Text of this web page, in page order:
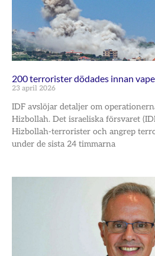
200 terrorister dödades innan
23 april 2026
IDF avslöjar detaljer om
Hizbollah. Det israeliska försvaret
Hizbollah-terrorister och angrep
under de sista 24 timmarna